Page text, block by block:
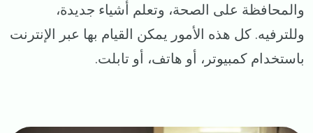
والمحافظة على الصحة، وتعلم أشياء جديدة،
وللترفيه. كل هذه الأمور يمكن القيام بها عبر الإنترنت
باستخدام كمبيوتر، أو هاتف، أو تابلت.